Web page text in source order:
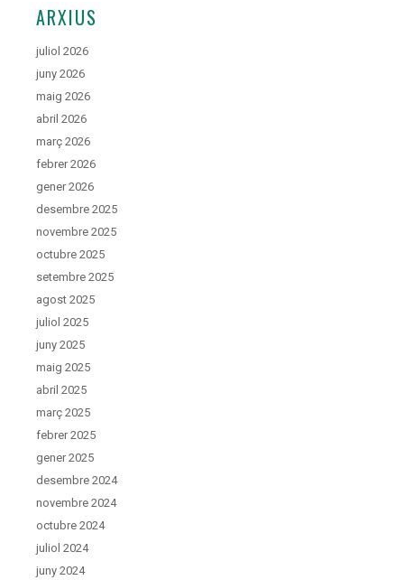
ARXIUS
juliol 2026
juny 2026
maig 2026
abril 2026
març 2026
febrer 2026
gener 2026
desembre 2025
novembre 2025
octubre 2025
setembre 2025
agost 2025
juliol 2025
juny 2025
maig 2025
abril 2025
març 2025
febrer 2025
gener 2025
desembre 2024
novembre 2024
octubre 2024
juliol 2024
juny 2024